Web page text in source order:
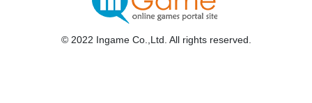
© 2022 Ingame Co.,Ltd. All rights reserved.